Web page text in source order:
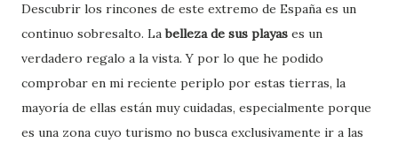
Descubrir los rincones de este extremo de España es un
continuo sobresalto. Labelleza de sus playas es un
verdadero regalo a la vista. Y por lo que he podido
comprobar en mi reciente periplo por estas tierras, la
mayoría de ellas están muy cuidadas, especialmente porque
es una zona cuyo turismo no busca exclusivamente ir a las